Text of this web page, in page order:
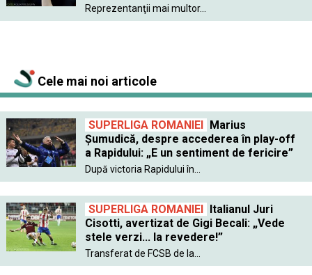
Reprezentanţii mai multor...
Cele mai noi articole
SUPERLIGA ROMANIEI
Marius
Șumudică, despre accederea în play-off
a Rapidului: „E un sentiment de fericire”
După victoria Rapidului în...
SUPERLIGA ROMANIEI
Italianul Juri
Cisotti, avertizat de Gigi Becali: „Vede
stele verzi... la revedere!”
Transferat de FCSB de la...